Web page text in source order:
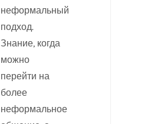
неформальный
подход.
Знание, когда
можно
перейти на
более
неформальное